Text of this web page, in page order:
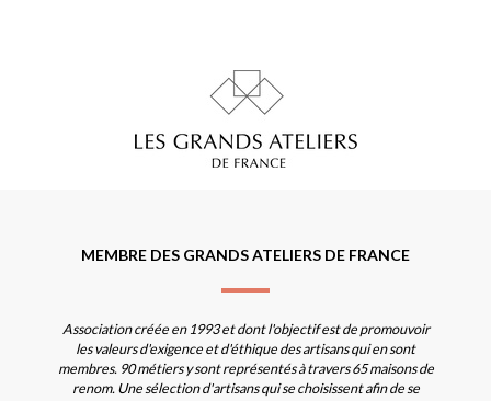
MEMBRE DES GRANDS ATELIERS DE FRANCE
Association créée en 1993 et dont l'objectif est de promouvoir
les valeurs d'exigence et d'éthique des artisans qui en sont
membres. 90 métiers y sont représentés à travers 65 maisons de
renom. Une sélection d'artisans qui se choisissent afin de se